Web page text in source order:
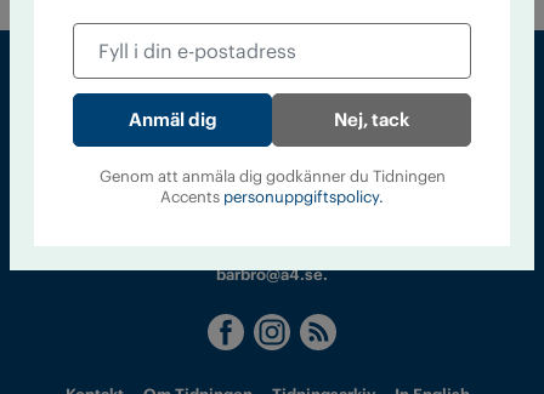
Sveriges största tidning om droger och nykterhet
Tidningen Accent, A4, Bondegatan 21, 116 33 Stockholm
barbro@a4.se.
Nej, tack
Genom att anmäla dig godkänner du Tidningen
Accents personuppgiftspolicy.